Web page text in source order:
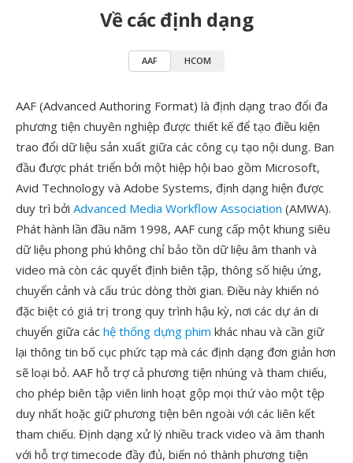
Về các định dạng
AAF HCOM
AAF (Advanced Authoring Format) là định dạng trao đổi đa
phương tiện chuyên nghiệp được thiết kế để tạo điều kiện
trao đổi dữ liệu sản xuất giữa các công cụ tạo nội dung. Ban
đầu được phát triển bởi một hiệp hội bao gồm Microsoft,
Avid Technology và Adobe Systems, định dạng hiện được
duy trì bởi Advanced Media Workflow Association (AMWA).
Phát hành lần đầu năm 1998, AAF cung cấp một khung siêu
dữ liệu phong phú không chỉ bảo tồn dữ liệu âm thanh và
video mà còn các quyết định biên tập, thông số hiệu ứng,
chuyển cảnh và cấu trúc dòng thời gian. Điều này khiến nó
đặc biệt có giá trị trong quy trình hậu kỳ, nơi các dự án di
chuyển giữa các hệ thống dựng phim khác nhau và cần giữ
lại thông tin bố cục phức tạp mà các định dạng đơn giản hơn
sẽ loại bỏ. AAF hỗ trợ cả phương tiện nhúng và tham chiếu,
cho phép biên tập viên linh hoạt gộp mọi thứ vào một tệp
duy nhất hoặc giữ phương tiện bên ngoài với các liên kết
tham chiếu. Định dạng xử lý nhiều track video và âm thanh
với hỗ trợ timecode đầy đủ, biến nó thành phương tiện